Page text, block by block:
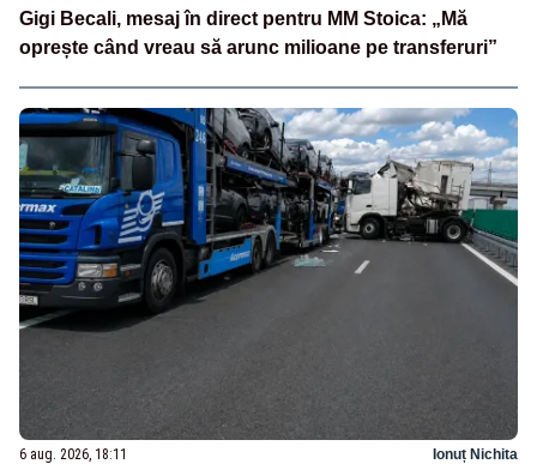
Gigi Becali, mesaj în direct pentru MM Stoica: „Mă
oprește când vreau să arunc milioane pe transferuri”
6 aug. 2026, 18:11 Ionuț Nichita